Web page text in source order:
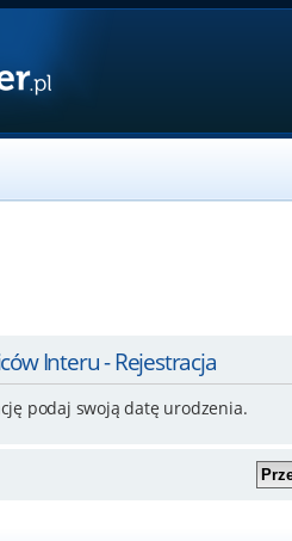
Interu - Rejestracja
podaj swoją datę urodzenia.